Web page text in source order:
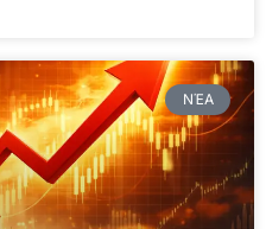
ΝΈΑ